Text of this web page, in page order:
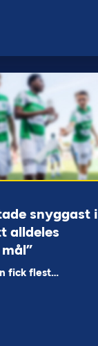
snyggast i
alldeles
fick flest…